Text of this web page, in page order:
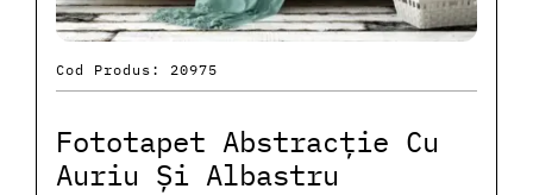
Cod Produs: 20975
Fototapet Abstracție Cu
Auriu Și Albastru